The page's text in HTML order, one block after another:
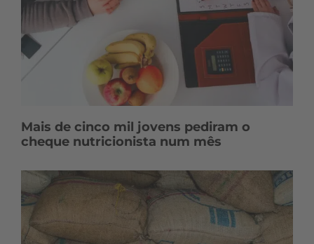
Mais de cinco mil jovens pediram o
cheque nutricionista num mês